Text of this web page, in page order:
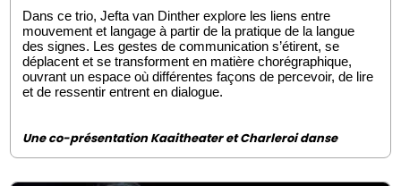
Dans ce trio, Jefta van Dinther explore les liens entre
mouvement et langage à partir de la pratique de la langue
des signes. Les gestes de communication s’étirent, se
déplacent et se transforment en matière chorégraphique,
ouvrant un espace où différentes façons de percevoir, de lire
et de ressentir entrent en dialogue.
Une co-présentation Kaaitheater et Charleroi danse